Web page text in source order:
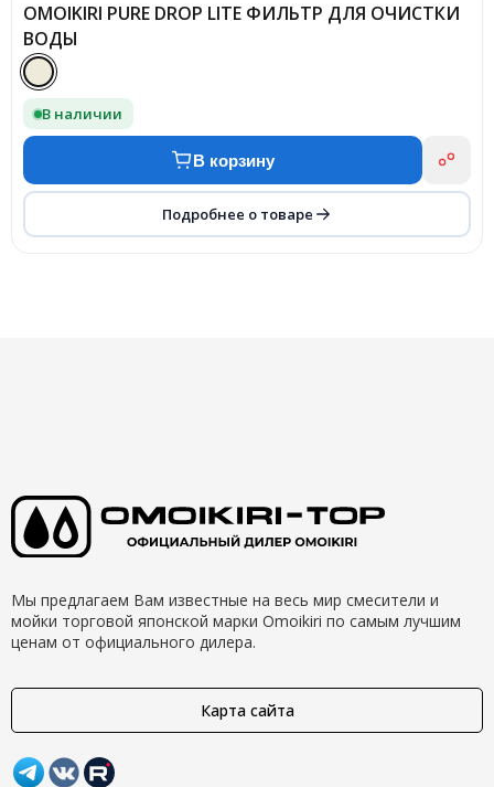
OMOIKIRI PURE DROP LITE ФИЛЬТР ДЛЯ ОЧИСТКИ
ВОДЫ
В наличии
В корзину
Подробнее о товаре
Мы предлагаем Вам известные на весь мир смесители и
мойки торговой японской марки Omoikiri по самым лучшим
ценам от официального дилера.
Карта сайта